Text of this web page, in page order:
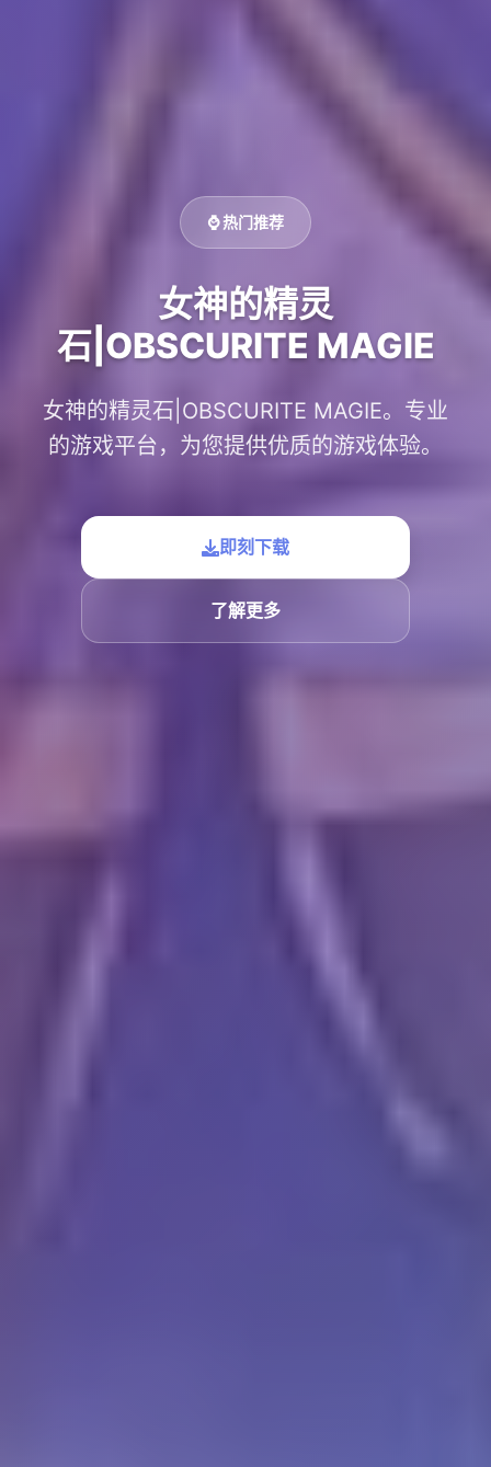
⌚ 热门推荐
女神的精灵
石|OBSCURITE MAGIE
女神的精灵石|OBSCURITE MAGIE。专业
的游戏平台，为您提供优质的游戏体验。
即刻下载
了解更多